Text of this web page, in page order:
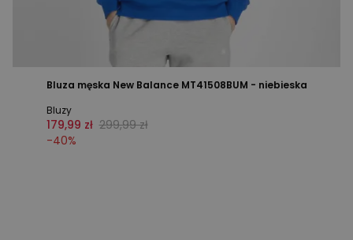
Bluza męska New Balance MT41508BUM - niebieska
Bluzy
179,99 zł 299,99 zł
-40%